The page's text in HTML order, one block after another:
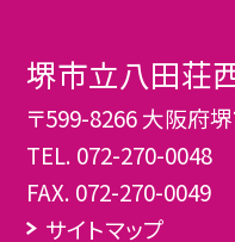
堺市立八田荘
〒599-8266 大阪府
TEL. 072-270-0048
FAX. 072-270-0049
サイトマップ